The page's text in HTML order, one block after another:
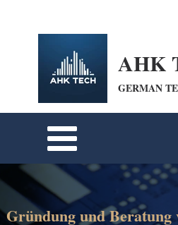
AHK
GERMAN
Gründung und Beratung